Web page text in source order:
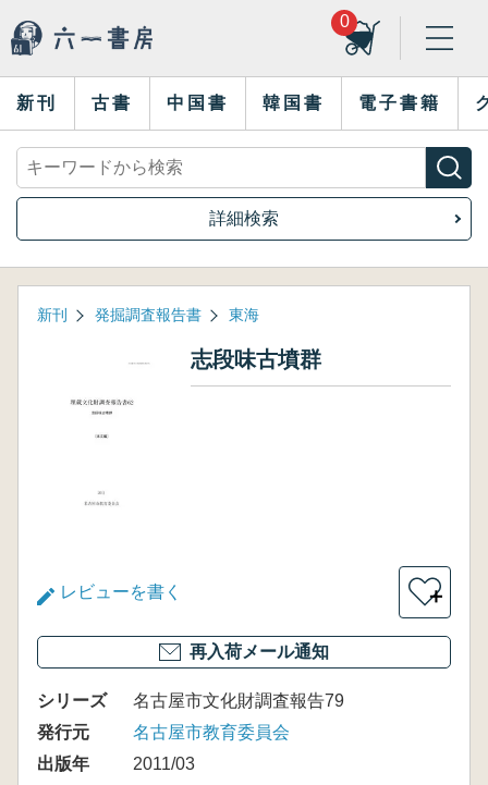
0
新刊 古書 中国書 韓国書 電子書籍
詳細検索
新刊 発掘調査報告書 東海
志段味古墳群
レビューを書く ＋
再入荷メール通知
シリーズ
名古屋市文化財調査報告79
発行元
名古屋市教育委員会
出版年
2011/03